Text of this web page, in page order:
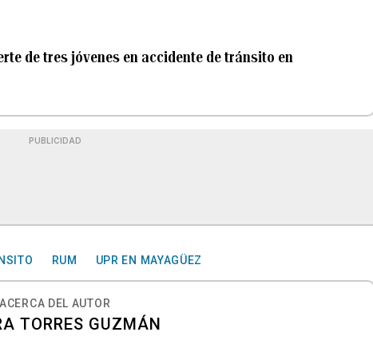
de tres jóvenes en accidente de tránsito en
PUBLICIDAD
RUM UPR EN MAYAGÜEZ
ACERCA DEL AUTOR
TORRES GUZMÁN